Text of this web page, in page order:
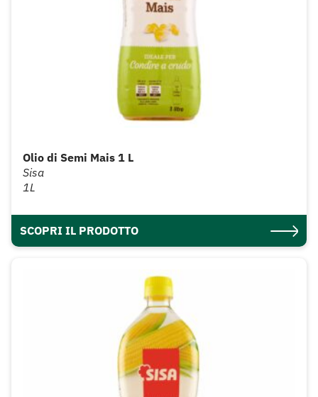
Olio di Semi Mais 1 L
Sisa
1L
SCOPRI IL PRODOTTO